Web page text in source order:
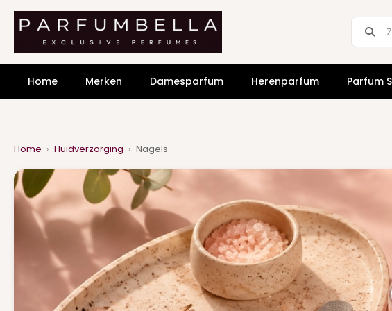
Home Merken Damesparfum Herenparfum Parfum
Home › Huidverzorging › Nagels